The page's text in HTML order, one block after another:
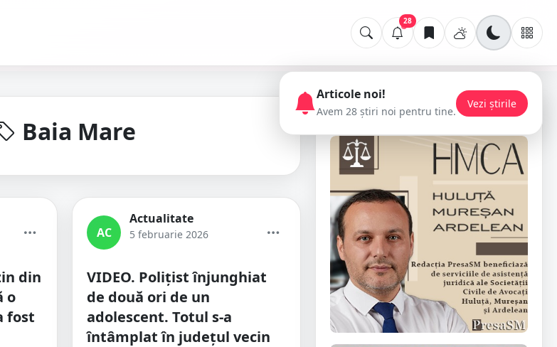
28
Baia Mare
din
o
fost
AC
Actualitate
5 februarie 2026
VIDEO. Polițist înjunghiat
de două ori de un
adolescent. Totul s-a
întâmplat în județul vecin
📢 Publicitate
Articole noi!
Avem 28 știri noi pentru tine.
Vezi știrile